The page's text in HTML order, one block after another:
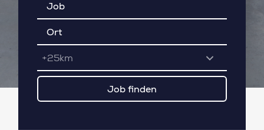
+25km